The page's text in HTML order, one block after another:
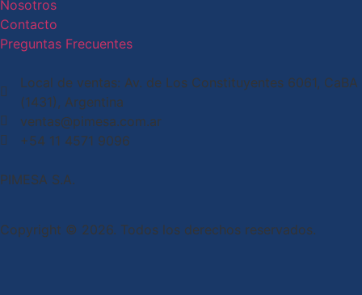
Nosotros
Contacto
Preguntas Frecuentes
Local de ventas: Av. de Los Constituyentes 6061, CaBA
(1431), Argentina
ventas@pimesa.com.ar
+54 11 4571 9096
PIMESA S.A.
Copyright © 2026. Todos los derechos reservados.